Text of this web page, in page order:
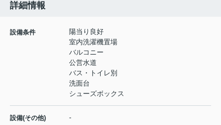
詳細情報
設備条件
陽当り良好
室内洗濯機置場
バルコニー
公営水道
バス・トイレ別
洗面台
シューズボックス
設備(その他) -